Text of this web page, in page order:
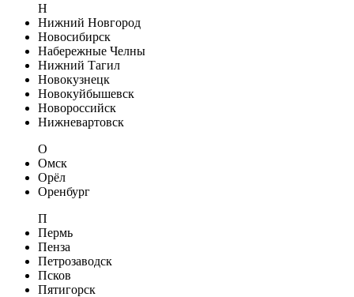
Н
Нижний Новгород
Новосибирск
Набережные Челны
Нижний Тагил
Новокузнецк
Новокуйбышевск
Новороссийск
Нижневартовск
О
Омск
Орёл
Оренбург
П
Пермь
Пенза
Петрозаводск
Псков
Пятигорск